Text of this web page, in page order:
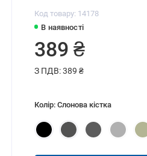
Код товару: 14178
В наявності
389 ₴
З ПДВ: 389 ₴
Колір: Слонова кістка